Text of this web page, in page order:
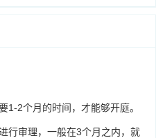
1-2个月的时间，才能够开庭。
行审理，一般在3个月之内，就